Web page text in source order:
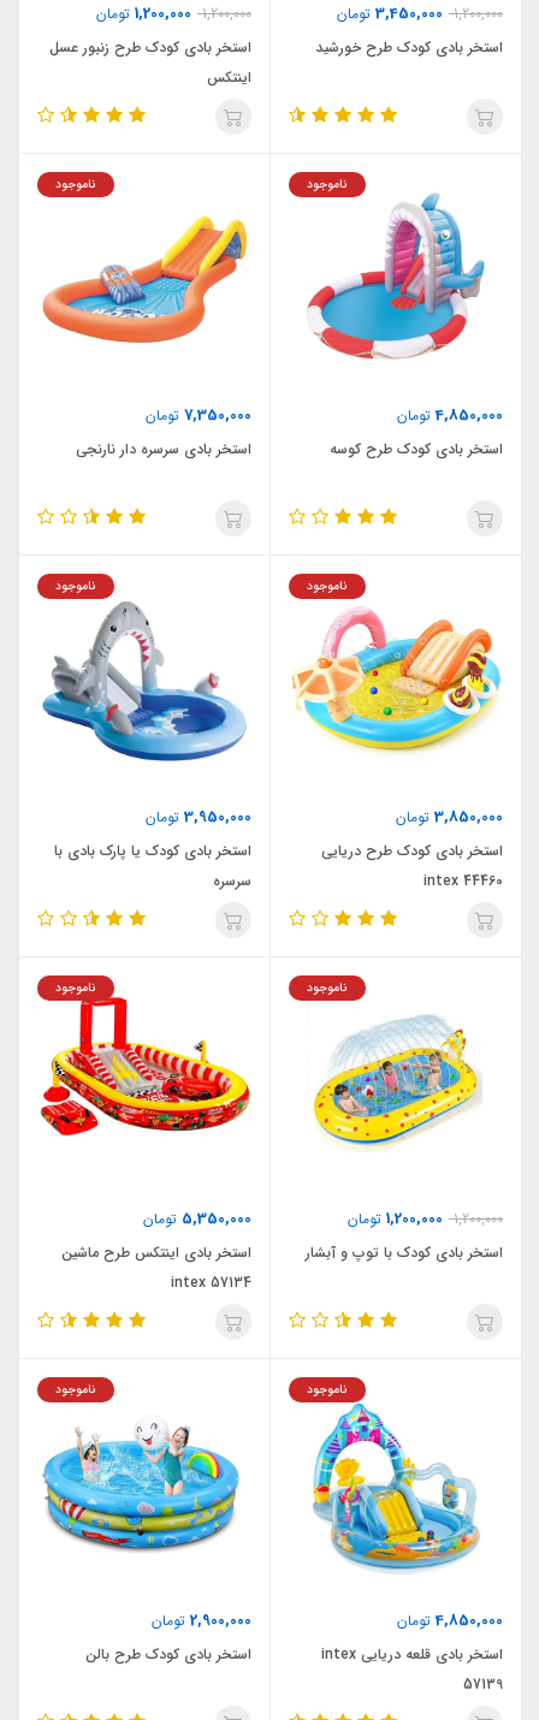
1,200,000
3,450,000 تومان
استخر بادی کودک طرح خورشید
1,200,000
1,200,000 تومان
استخر بادی کودک طرح زنبور عسل
اینتکس
4,850,000تومان
ناموجود
استخر بادی کودک طرح کوسه
7,350,000 تومان
ناموجود
استخر بادی سرسره دار نارنجی
3,850,000 تومان
ناموجود
استخر بادی کودک طرح دریایی
intex 44460
3,950,000 تومان
ناموجود
استخر بادی کودک یا پارک بادی با
سرسره
1,200,000
1,200,000 تومان
ناموجود
استخر بادی کودک با توپ و آبشار
5,350,000 تومان
ناموجود
استخر بادی اینتکس طرح ماشین
intex 57134
4,850,000تومان
ناموجود
استخر بادی قلعه دریایی intex
57139
2,900,000 تومان
ناموجود
استخر بادی کودک طرح بالن